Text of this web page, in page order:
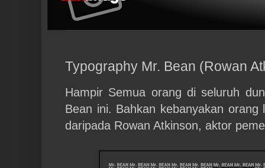
Typography Mr. Bean (Rowan
Hampir Semua orang di seluruh
Bean ini. Bahkan kebanyakan
daripada Rowan Atkinson, aktor